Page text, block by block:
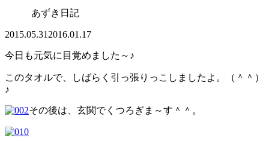
あずき日記
2015.05.31 2016.01.17
今日も元気に目覚めました～♪
このタオルで、しばらく引っ張りっこしましたよ。（＾＾）
♪
その後は、玄関でくつろぎま～す＾＾。